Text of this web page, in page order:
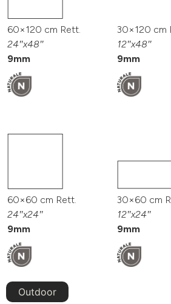
60×120 cm Rett.
24″x48″
9mm
30×120 cm
12″x48″
9mm
60×60 cm Rett.
24″x24″
9mm
30×60 cm
12″x24″
9mm
Outdoor